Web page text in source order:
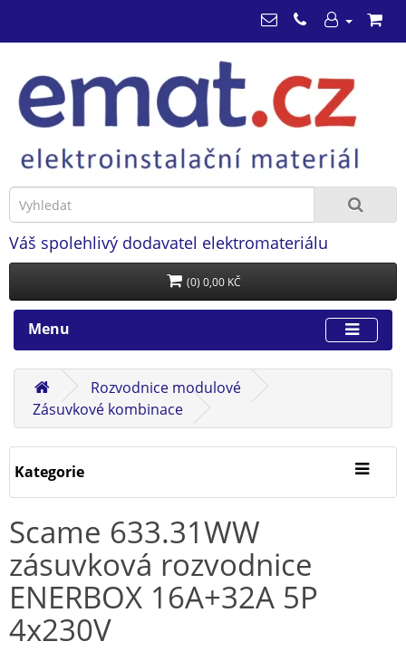
Váš spolehlivý dodavatel elektromateriálu
(0) 0,00 KČ
Menu
Rozvodnice modulové
Zásuvkové kombinace
Kategorie
Scame 633.31WW
zásuvková rozvodnice
ENERBOX 16A+32A 5P
4x230V